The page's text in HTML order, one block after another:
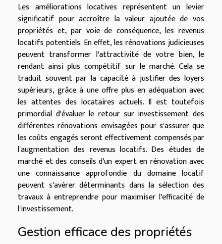
Les améliorations locatives représentent un levier
significatif pour accroître la valeur ajoutée de vos
propriétés et, par voie de conséquence, les revenus
locatifs potentiels. En effet, les rénovations judicieuses
peuvent transformer l'attractivité de votre bien, le
rendant ainsi plus compétitif sur le marché. Cela se
traduit souvent par la capacité à justifier des loyers
supérieurs, grâce à une offre plus en adéquation avec
les attentes des locataires actuels. Il est toutefois
primordial d'évaluer le retour sur investissement des
différentes rénovations envisagées pour s'assurer que
les coûts engagés seront effectivement compensés par
l'augmentation des revenus locatifs. Des études de
marché et des conseils d'un expert en rénovation avec
une connaissance approfondie du domaine locatif
peuvent s'avérer déterminants dans la sélection des
travaux à entreprendre pour maximiser l'efficacité de
l'investissement.
Gestion efficace des propriétés